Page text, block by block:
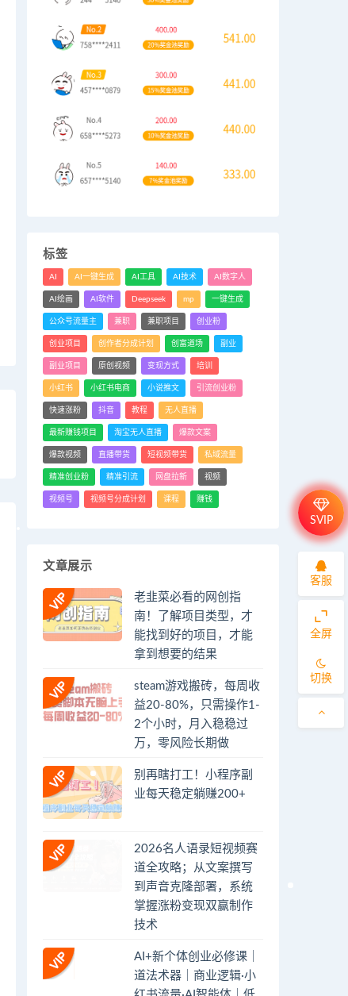
标签
AI AI一键生成 AI工具 AI技术 AI数字人
AI绘画 AI软件 Deepseek mp 一键生成
公众号流量主 兼职 兼职项目 创业粉
创业项目 创作者分成计划 创富道场 副业
副业项目 原创视频 变现方式 培训
小红书 小红书电商 小说推文 引流创业粉
快速涨粉 抖音 教程 无人直播
最新赚钱项目 淘宝无人直播 爆款文案
爆款视频 直播带货 短视频带货 私域流量
精准创业粉 精准引流 网盘拉新 视频
视频号 视频号分成计划 课程 赚钱
文章展示
老韭菜必看的网创指
南！了解项目类型，才
能找到好的项目，才能
拿到想要的结果
steam游戏搬砖，每周收
益20-80%，只需操作1-
2个小时，月入稳稳过
万，零风险长期做
别再瞎打工！小程序副
业每天稳定躺赚200+
2026名人语录短视频赛
道全攻略；从文案撰写
到声音克隆部署，系统
掌握涨粉变现双赢制作
技术
AI+新个体创业必修课｜
道法术器｜商业逻辑·小
SVIP
客服
全屏
切换